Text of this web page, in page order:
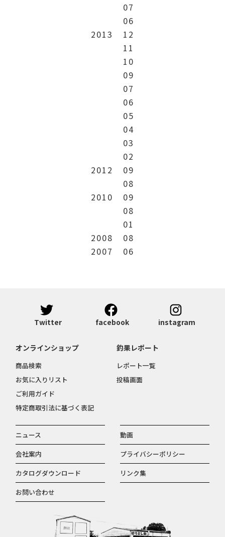
07
06
2013
12
11
10
09
07
06
05
04
03
02
2012
09
08
2010
09
08
01
2008
08
2007
06
Twitter facebook instagram
ニュース
動画
会社案内
プライバシーポリシー
カタログダウンロード
リンク集
お問い合わせ
オンラインショップ
商品検索
お気に入りリスト
ご利用ガイド
特定商取引法に基づく表記
釣果レポート
レポート一覧
投稿画面